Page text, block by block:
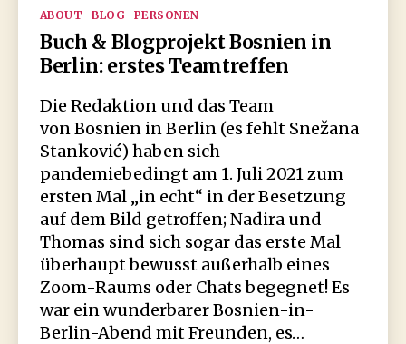
Kategorien
ABOUT BLOG PERSONEN
Buch & Blogprojekt Bosnien in
Berlin: erstes Teamtreffen
Die Redaktion und das Team
von Bosnien in Berlin (es fehlt Snežana
Stanković) haben sich
pandemiebedingt am 1. Juli 2021 zum
ersten Mal „in echt“ in der Besetzung
auf dem Bild getroffen; Nadira und
Thomas sind sich sogar das erste Mal
überhaupt bewusst außerhalb eines
Zoom-Raums oder Chats begegnet! Es
war ein wunderbarer Bosnien-in-
Berlin-Abend mit Freunden, es…